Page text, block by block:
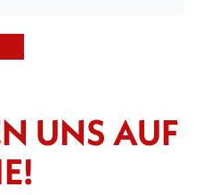
UNS AUF